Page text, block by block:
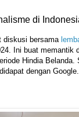
di
diskusi bersama
Ini buat memantik
Hindia Belanda.
dengan Google.